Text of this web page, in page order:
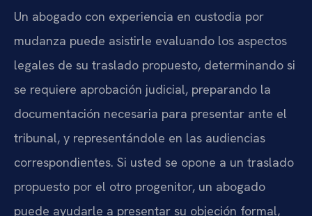
Un abogado con experiencia en custodia por
mudanza puede asistirle evaluando los aspectos
legales de su traslado propuesto, determinando si
se requiere aprobación judicial, preparando la
documentación necesaria para presentar ante el
tribunal, y representándole en las audiencias
correspondientes. Si usted se opone a un traslado
propuesto por el otro progenitor, un abogado
puede ayudarle a presentar su objeción formal,